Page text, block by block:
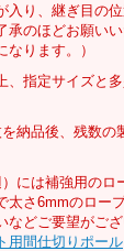
入り、継ぎ目の
承のほどお願い
ります。）
、指定サイズと
納品後、残数の
には補強用のロ
さ6mmのロー
などご要望がご
用間仕切りポール